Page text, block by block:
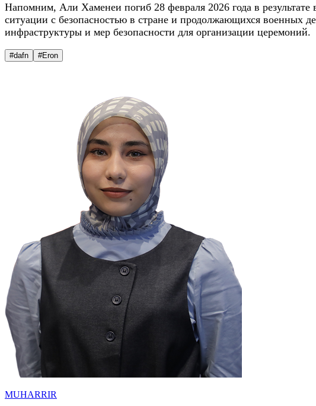
Напомним, Али Хаменеи погиб 28 февраля 2026 года в
ситуации с безопасностью в стране и продолжающихся военных
инфраструктуры и мер безопасности для организации церемоний.
#dafn #Eron
MUHARRIR